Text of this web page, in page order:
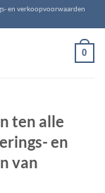
en verkoopvoorwaarden
0
ten alle
en
van